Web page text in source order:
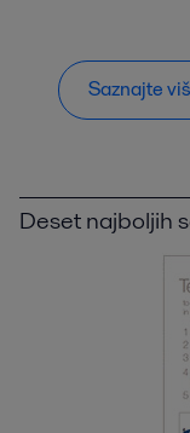
Saznajte
Deset najboljih